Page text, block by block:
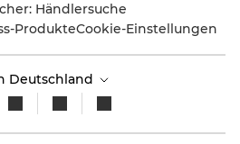
Händlersuche
ProdukteCookie-Einstellungen
Deutschland